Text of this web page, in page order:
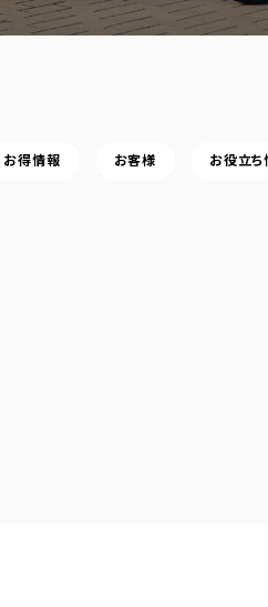
お得情報 お客様 お役立ち